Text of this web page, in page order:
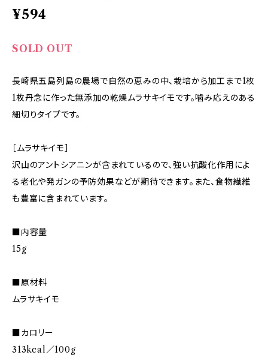
¥594
SOLD OUT
長崎県五島列島の農場で自然の恵みの中、栽培から加工まで1枚
1枚丹念に作った無添加の乾燥ムラサキイモです。噛み応えのある
細切りタイプです。
［ムラサキイモ］
沢山のアントシアニンが含まれているので、強い抗酸化作用によ
る老化や発ガンの予防効果などが期待できます。また、食物繊維
も豊富に含まれています。
■内容量
15g
■原材料
ムラサキイモ
■カロリー
313kcal／100g